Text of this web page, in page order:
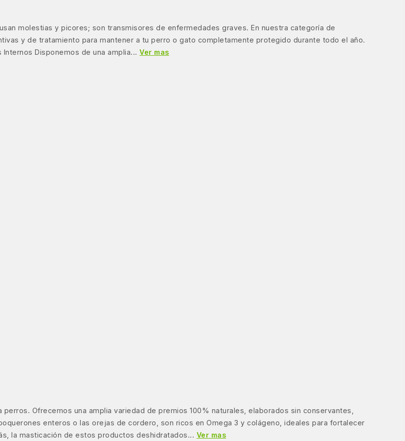
molestias y picores; son transmisores de enfermedades graves. En nuestra categoría de
y de tratamiento para mantener a tu perro o gato completamente protegido durante todo el año.
Internos Disponemos de una amplia...Ver mas
Ofrecemos una amplia variedad de premios 100% naturales, elaborados sin conservantes,
enteros o las orejas de cordero, son ricos en Omega 3 y colágeno, ideales para fortalecer
la masticación de estos productos deshidratados... Ver mas